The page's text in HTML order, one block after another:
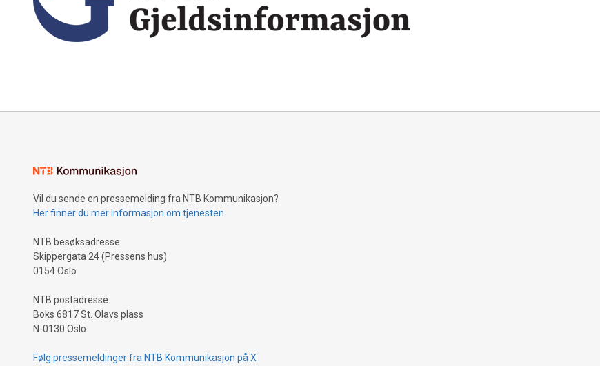
Vil du sende en pressemelding fra NTB Kommunikasjon?
Her finner du mer informasjon om tjenesten
NTB besøksadresse
Skippergata 24 (Pressens hus)
0154 Oslo
NTB postadresse
Boks 6817 St. Olavs plass
N-0130 Oslo
Følg pressemeldinger fra NTB Kommunikasjon på X